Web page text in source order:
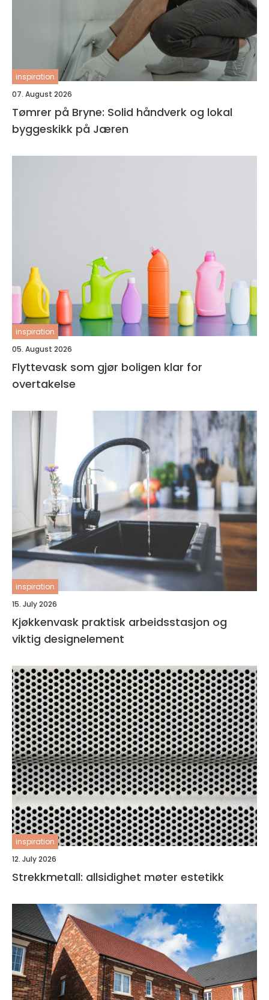
inspiration
07. August 2026
Tømrer på Bryne: Solid håndverk og lokal
byggeskikk på Jæren
inspiration
05. August 2026
Flyttevask som gjør boligen klar for
overtakelse
inspiration
15. July 2026
Kjøkkenvask praktisk arbeidsstasjon og
viktig designelement
inspiration
12. July 2026
Strekkmetall: allsidighet møter estetikk